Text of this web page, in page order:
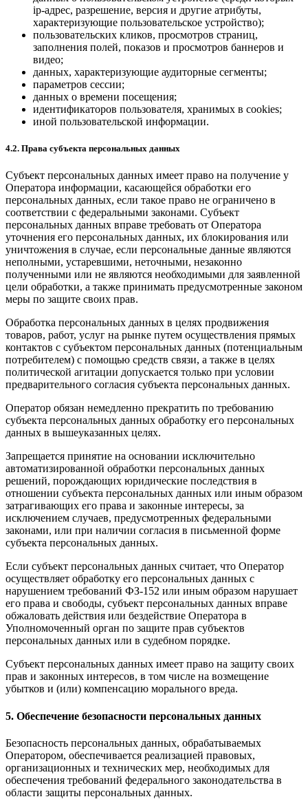
ip-адрес, разрешение, версия и другие атрибуты,
характеризующие пользовательское устройство);
пользовательских кликов, просмотров страниц,
заполнения полей, показов и просмотров баннеров и
видео;
данных, характеризующие аудиторные сегменты;
параметров сессии;
данных о времени посещения;
идентификаторов пользователя, хранимых в cookies;
иной пользовательской информации.
4.2. Права субъекта персональных данных
Субъект персональных данных имеет право на получение у
Оператора информации, касающейся обработки его
персональных данных, если такое право не ограничено в
соответствии с федеральными законами. Субъект
персональных данных вправе требовать от Оператора
уточнения его персональных данных, их блокирования или
уничтожения в случае, если персональные данные являются
неполными, устаревшими, неточными, незаконно
полученными или не являются необходимыми для заявленной
цели обработки, а также принимать предусмотренные законом
меры по защите своих прав.
Обработка персональных данных в целях продвижения
товаров, работ, услуг на рынке путем осуществления прямых
контактов с субъектом персональных данных (потенциальным
потребителем) с помощью средств связи, а также в целях
политической агитации допускается только при условии
предварительного согласия субъекта персональных данных.
Оператор обязан немедленно прекратить по требованию
субъекта персональных данных обработку его персональных
данных в вышеуказанных целях.
Запрещается принятие на основании исключительно
автоматизированной обработки персональных данных
решений, порождающих юридические последствия в
отношении субъекта персональных данных или иным образом
затрагивающих его права и законные интересы, за
исключением случаев, предусмотренных федеральными
законами, или при наличии согласия в письменной форме
субъекта персональных данных.
Если субъект персональных данных считает, что Оператор
осуществляет обработку его персональных данных с
нарушением требований ФЗ-152 или иным образом нарушает
его права и свободы, субъект персональных данных вправе
обжаловать действия или бездействие Оператора в
Уполномоченный орган по защите прав субъектов
персональных данных или в судебном порядке.
Субъект персональных данных имеет право на защиту своих
прав и законных интересов, в том числе на возмещение
убытков и (или) компенсацию морального вреда.
5. Обеспечение безопасности персональных данных
Безопасность персональных данных, обрабатываемых
Оператором, обеспечивается реализацией правовых,
организационных и технических мер, необходимых для
обеспечения требований федерального законодательства в
области защиты персональных данных.